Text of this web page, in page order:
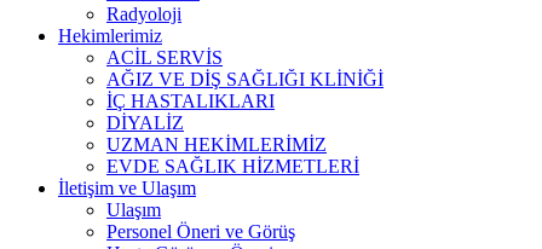
Radyoloji
Hekimlerimiz
ACİL SERVİS
AĞIZ VE DİŞ SAĞLIĞI KLİNİĞİ
İÇ HASTALIKLARI
DİYALİZ
UZMAN HEKİMLERİMİZ
EVDE SAĞLIK HİZMETLERİ
İletişim ve Ulaşım
Ulaşım
Personel Öneri ve Görüş